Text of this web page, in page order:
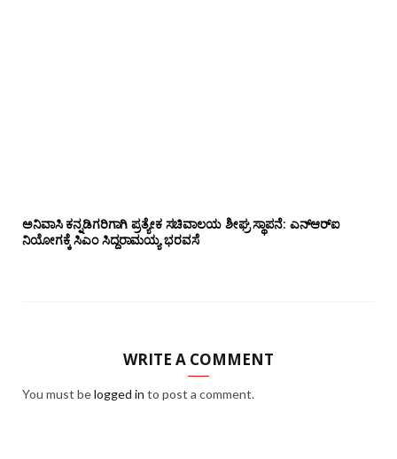
ಅನಿವಾಸಿ ಕನ್ನಡಿಗರಿಗಾಗಿ ಪ್ರತ್ಯೇಕ ಸಚಿವಾಲಯ ಶೀಘ್ರ ಸ್ಥಾಪನೆ: ಎನ್‌ಆರ್‌ಐ
ನಿಯೋಗಕ್ಕೆ ಸಿಎಂ ಸಿದ್ದರಾಮಯ್ಯ ಭರವಸೆ
WRITE A COMMENT
You must belogged in to post a comment.